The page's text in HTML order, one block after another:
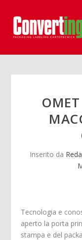
Inserito da
Tecnologia e
aperto la porta
stampa e del